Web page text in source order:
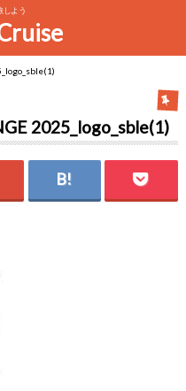
しよう
2025_logo_sble(1)